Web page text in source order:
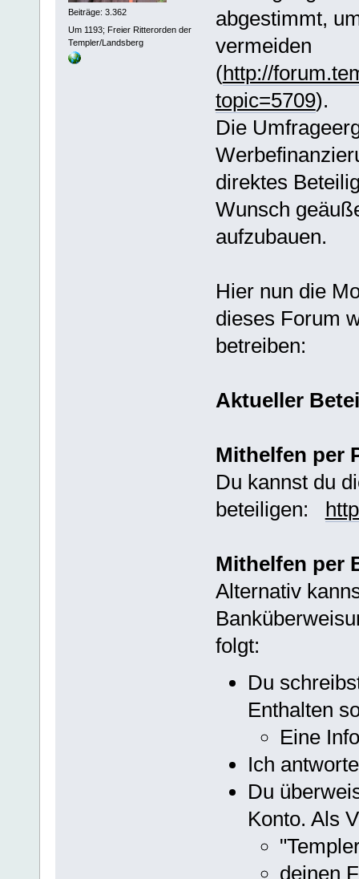
Beiträge: 3.362
Um 1193; Freier Ritterorden der
Templer/Landsberg
abgestimmt,
vermeiden
(http://
topic=5709).
Die
direktes
Wunsch
aufzubauen.
Hier nun die
dieses Forum
betreiben:
Aktueller
Mithelfen per
Du kannst du
beteiligen:
Mithelfen per
Alternativ
folgt:
Du
Enthalten
Eine
Ich
Du
Konto. Als
deinen